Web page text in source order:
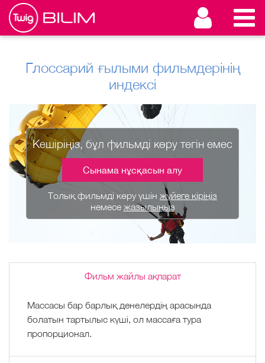
Глоссарий ғылыми фильмдерінің
индексі
Кешіріңіз, бұл фильмді көру тегін емес
Сынама нұсқасын алу
Толық фильмді көру үшін жүйеге кіріңіз
немесе жазылыңыз
Фильм жайлы ақпарат
Массасы бар барлық денелердің арасында
болатын тартылыс күші, ол массаға тура
пропорционал.